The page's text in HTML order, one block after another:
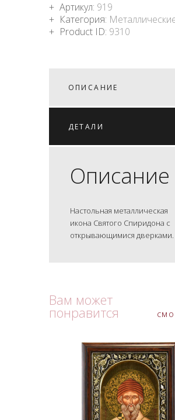
Артикул: 919
Категория:
Product ID: 9310
ОПИСАНИЕ
ДЕТАЛИ
Описание
Настольная металлическая
икона Святого Спиридона с
открывающимися дверками.
Вам может
понравится